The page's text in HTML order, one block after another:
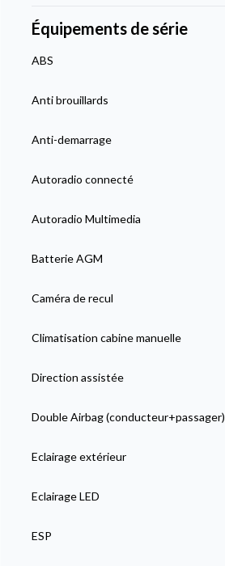
Équipements de série
ABS
Anti brouillards
Anti-demarrage
Autoradio connecté
Autoradio Multimedia
Batterie AGM
Caméra de recul
Climatisation cabine manuelle
Direction assistée
Double Airbag (conducteur+passager)
Eclairage extérieur
Eclairage LED
ESP